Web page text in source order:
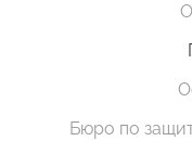
Бюро по